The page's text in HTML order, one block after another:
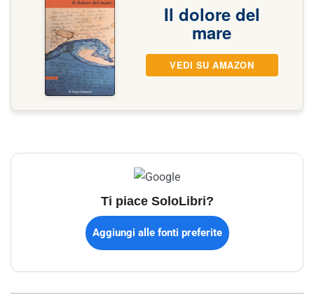
Il dolore del
mare
VEDI SU AMAZON
Ti piace SoloLibri?
Aggiungi alle fonti preferite